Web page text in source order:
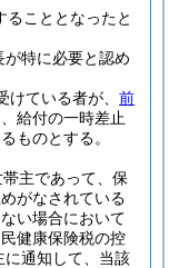
ることとなったと
特に必要と認め
ている者が、 前
給付の一時差止
ものとする。
主であって、保
がなされている
い場合において
健康保険税の控
に通知して、当該